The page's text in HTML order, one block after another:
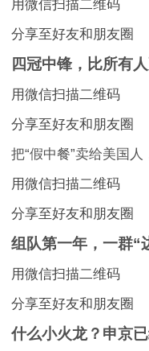
用微信扫描二维码
分享至好友和朋友圈
四冠中锋，比所有
用微信扫描二维码
分享至好友和朋友圈
把“假中餐”卖给美国
用微信扫描二维码
分享至好友和朋友圈
组队第一年，一群“
用微信扫描二维码
分享至好友和朋友圈
什么小火龙？申京